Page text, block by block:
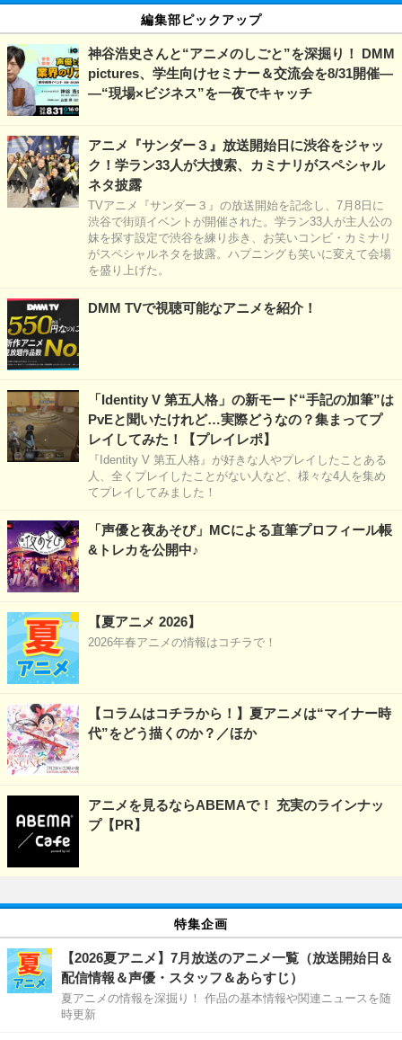
編集部ピックアップ
神谷浩史さんと“アニメのしごと”を深掘り！ DMM
pictures、学生向けセミナー＆交流会を8/31開催―
―“現場×ビジネス”を一夜でキャッチ
アニメ『サンダー３』放送開始日に渋谷をジャッ
ク！学ラン33人が大捜索、カミナリがスペシャル
ネタ披露
TVアニメ『サンダー３』の放送開始を記念し、7月8日に
渋谷で街頭イベントが開催された。学ラン33人が主人公の
妹を探す設定で渋谷を練り歩き、お笑いコンビ・カミナリ
がスペシャルネタを披露。ハプニングも笑いに変えて会場
を盛り上げた。
DMM TVで視聴可能なアニメを紹介！
「Identity V 第五人格」の新モード“手記の加筆”は
PvEと聞いたけれど…実際どうなの？集まってプ
レイしてみた！【プレイレポ】
『Identity V 第五人格』が好きな人やプレイしたことある
人、全くプレイしたことがない人など、様々な4人を集め
てプレイしてみました！
「声優と夜あそび」MCによる直筆プロフィール帳
&トレカを公開中♪
【夏アニメ 2026】
2026年春アニメの情報はコチラで！
【コラムはコチラから！】夏アニメは“マイナー時
代”をどう描くのか？／ほか
アニメを見るならABEMAで！ 充実のラインナッ
プ【PR】
特集企画
【2026夏アニメ】7月放送のアニメ一覧（放送開始日＆
配信情報＆声優・スタッフ＆あらすじ）
夏アニメの情報を深掘り！ 作品の基本情報や関連ニュースを随
時更新